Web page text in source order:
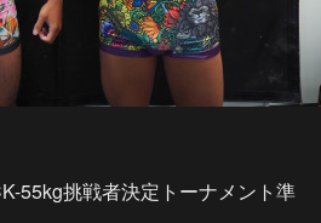
55kg挑戦者決定トーナメント準